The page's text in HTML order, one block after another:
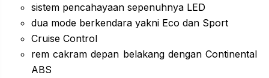
sistem pencahayaan sepenuhnya LED
dua mode berkendara yakni Eco dan Sport
Cruise Control
rem cakram depan belakang dengan Continental
ABS